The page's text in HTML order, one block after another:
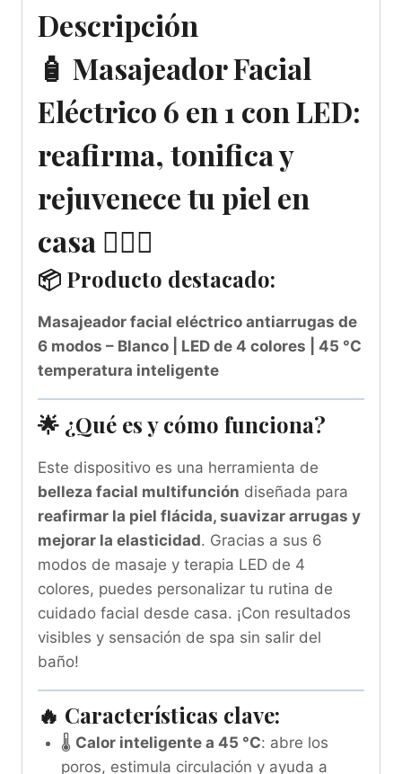
Descripción
🧴 Masajeador Facial
Eléctrico 6 en 1 con LED:
reafirma, tonifica y
rejuvenece tu piel en
casa 💆‍♀️✨
📦 Producto destacado:
Masajeador facial eléctrico antiarrugas de
6 modos – Blanco | LED de 4 colores | 45 °C
temperatura inteligente
🌟 ¿Qué es y cómo funciona?
Este dispositivo es una herramienta de
belleza facial multifunción diseñada para
reafirmar la piel flácida, suavizar arrugas y
mejorar la elasticidad. Gracias a sus 6
modos de masaje y terapia LED de 4
colores, puedes personalizar tu rutina de
cuidado facial desde casa. ¡Con resultados
visibles y sensación de spa sin salir del
baño!
🔥 Características clave:
🌡️ Calor inteligente a 45 °C: abre los
poros, estimula circulación y ayuda a